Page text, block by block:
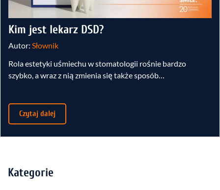
Kim jest lekarz DSD?
Autor: Słownik
Rola estetyki uśmiechu w stomatologii rośnie bardzo
szybko, a wraz z nią zmienia się także sposób…
Czytaj dalej
Kategorie